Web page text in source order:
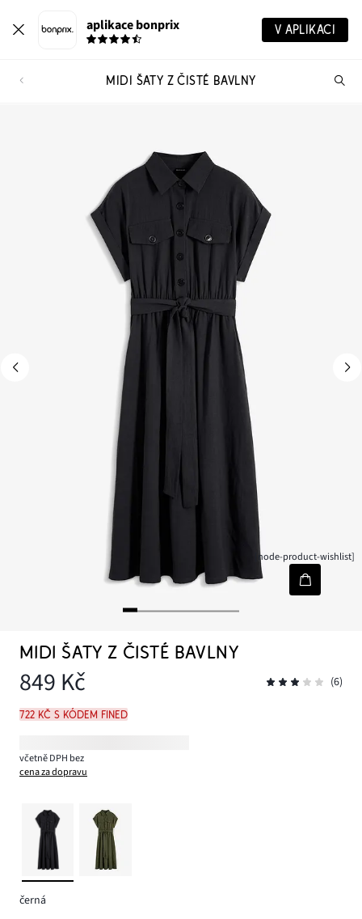
aplikace bonprix V APLIKACI
MIDI ŠATY Z ČISTÉ BAVLNY
[node-product-wishlist]
MIDI ŠATY Z ČISTÉ BAVLNY
849 Kč (6)
722 Kč s kódem FINED
včetně DPH bez
cena za dopravu
černá